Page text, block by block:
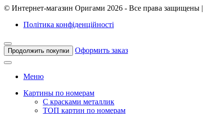
© Интернет-магазин Оригами 2026 - Все права защищены
Політика конфіденційності
Продолжить покупки Оформить заказ
Меню
Картины по номерам
С красками металлик
ТОП картин по номерам